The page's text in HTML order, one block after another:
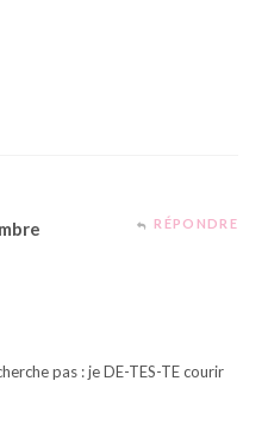
RÉPONDRE
pas : je DE-TES-TE courir